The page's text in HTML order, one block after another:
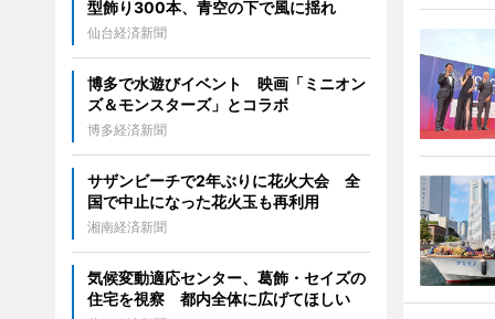
型飾り300本、青空の下で風に揺れ
仙台経済新聞
博多で水遊びイベント 映画「ミニオン
ズ＆モンスターズ」とコラボ
博多経済新聞
サザンビーチで2年ぶりに花火大会 全
国で中止になった花火玉も再利用
湘南経済新聞
気候変動適応センター、葛飾・セイズの
住宅を視察 都内全体に広げてほしい